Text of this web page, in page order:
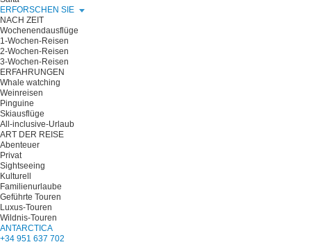
ERFORSCHEN SIE
NACH ZEIT
Wochenendausflüge
1-Wochen-Reisen
2-Wochen-Reisen
3-Wochen-Reisen
ERFAHRUNGEN
Whale watching
Weinreisen
Pinguine
Skiausflüge
All-inclusive-Urlaub
ART DER REISE
Abenteuer
Privat
Sightseeing
Kulturell
Familienurlaube
Geführte Touren
Luxus-Touren
Wildnis-Touren
ANTARCTICA
+34 951 637 702